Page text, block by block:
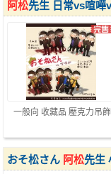
一般向 收藏品 壓克力吊飾
阿松先生 日常vs喧嘩
おそ松さん 阿松先生